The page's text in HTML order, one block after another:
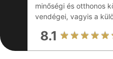
minőségi és otthonos
vendégei, vagyis a
8.1